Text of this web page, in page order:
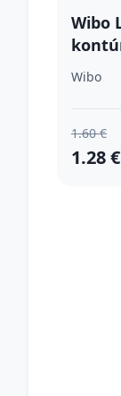
Wibo
3 ml
Wibo
1.60 €
1.28 €